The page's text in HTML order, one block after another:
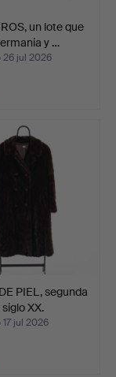
un lote que
y …
26 jul 2026
PIEL, segunda
XX.
jul 2026